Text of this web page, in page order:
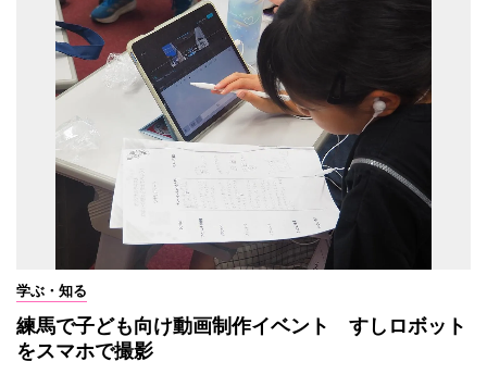
学ぶ・知る
練馬で子ども向け動画制作イベント すしロボット
をスマホで撮影